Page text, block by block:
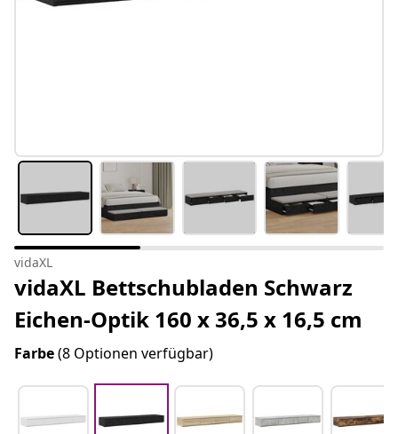
vidaXL
vidaXL Bettschubladen Schwarz
Eichen-Optik 160 x 36,5 x 16,5 cm
Farbe(8 Optionen verfügbar)